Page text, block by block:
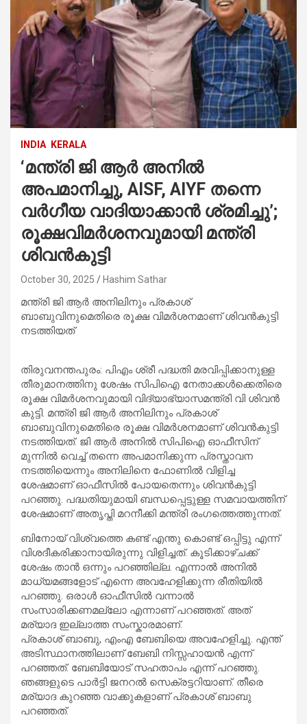
INDIA KERALA
‘മന്ത്രി ജി ആർ അനിൽ
അപമാനിച്ചു, AISF, AIYF തന്നെ
വർഗീയ വാദിയാക്കാൻ ശ്രമിച്ചു’;
രൂക്ഷവിമർശനവുമായി മന്ത്രി
ശിവൻകുട്ടി
October 30, 2025 Hashim Sathar
മന്ത്രി ജി ആർ അനിലിനും പ്രകാശ്
ബാബുവിനുമെതിരെ രൂക്ഷ വിമർശനമാണ് ശിവൻകുട്ടി
നടത്തിയത്
തിരുവനന്തപുരം: പിഎം ശ്രീ പദ്ധതി മരവിപ്പിക്കാനുള്ള
തീരുമാനത്തിനു ശേഷം സിപിഐ നേതാക്കൾക്കെതിരെ
രൂക്ഷ വിമർശനവുമായി വിദ്യാഭ്യാസമന്ത്രി വി ശിവൻ
കുട്ടി. മന്ത്രി ജി ആർ അനിലിനും പ്രകാശ്
ബാബുവിനുമെതിരെ രൂക്ഷ വിമർശനമാണ് ശിവൻകുട്ടി
നടത്തിയത്. ജി ആർ അനിൽ സിപിഐ ഓഫീസിന്
മുന്നിൽ വെച്ച് തന്നെ അപമാനിക്കുന്ന പ്രസ്താവന
നടത്തിയെന്നും അനിലിനെ ഫോണിൽ വിളിച്ച
ശേഷമാണ് ഓഫീസിൽ പോയതെന്നും ശിവൻകുട്ടി
പറഞ്ഞു. പദ്ധതിയുമായി ബന്ധപ്പെട്ടുള്ള സമവായത്തിന്
ശേഷമാണ് അതൃപ്തി മറനീക്കി മന്ത്രി രംഗത്തെത്തുന്നത്.
ബിനോയ്‌ വിശ്വത്തെ കണ്ട് എന്തു കൊണ്ട് ഒപ്പിട്ടു എന്ന്
വിശദീകരിക്കാനായിരുന്നു വിളിച്ചത്. കൂടിക്കാഴ്ചക്ക്
ശേഷം താൻ ഒന്നും പറഞ്ഞില്ല. എന്നാൽ അനിൽ
മാധ്യമങ്ങളോട് എന്നെ അവഹേളിക്കുന്ന രീതിയിൽ
പറഞ്ഞു. ഒരാൾ ഓഫീസിൽ വന്നാൽ
സംസാരിക്കണമല്ലോ എന്നാണ് പറഞ്ഞത്. അത്
മര്യാദ ഇല്ലാത്ത സംസ്കാരമാണ്.
പ്രകാശ് ബാബു, എംഎ ബേബിയെ അവഹേളിച്ചു. എന്ത്
അടിസ്ഥാനത്തിലാണ് ബേബി നിസ്സഹായൻ എന്ന്
പറഞ്ഞത്. ബേബിയോട് സഹതാപം എന്ന് പറഞ്ഞു.
ഞങ്ങളുടെ പാർട്ടി ജനറൽ സെക്രട്ടറിയാണ്. തീരെ
മര്യാദ കുറഞ്ഞ വാക്കുകളാണ് പ്രകാശ് ബാബു
പറഞ്ഞത്.